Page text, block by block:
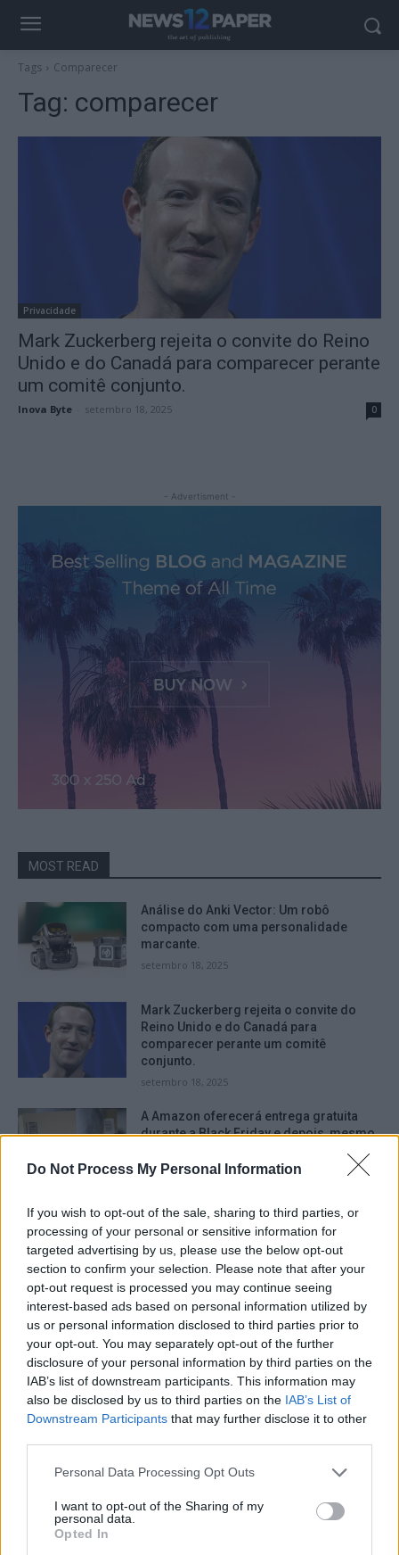
Do Not Process My Personal Information
If you wish to opt-out of the sale, sharing to third parties, or
processing of your personal or sensitive information for
targeted advertising by us, please use the below opt-out
section to confirm your selection. Please note that after your
opt-out request is processed you may continue seeing
interest-based ads based on personal information utilized by
us or personal information disclosed to third parties prior to
your opt-out. You may separately opt-out of the further
disclosure of your personal information by third parties on the
IAB’s list of downstream participants. This information may
also be disclosed by us to third parties on the IAB’s List of
Downstream Participants that may further disclose it to other
Personal Data Processing Opt Outs
I want to opt-out of the Sharing of my
personal data.
Opted In
Tags Comparecer
Tag: comparecer
Privacidade
Mark Zuckerberg rejeita o convite do Reino
Unido e do Canadá para comparecer perante
um comitê conjunto.
Inova Byte setembro 18, 2025 0
- Advertisment -
MOST READ
Análise do Anki Vector: Um robô
compacto com uma personalidade
marcante.
setembro 18, 2025
Mark Zuckerberg rejeita o convite do
Reino Unido e do Canadá para
comparecer perante um comitê
conjunto.
setembro 18, 2025
A Amazon oferecerá entrega gratuita
durante a Black Friday e depois, mesmo
serviço Prime.
Facebook reconhece que não tomou
medidas adequadas para prevenir a
disseminação de conteúdo violento em
Myanmar.
setembro 15, 2025
MELHORES DO DIA
Outra especulação indica que a sede
norte da Virgínia.